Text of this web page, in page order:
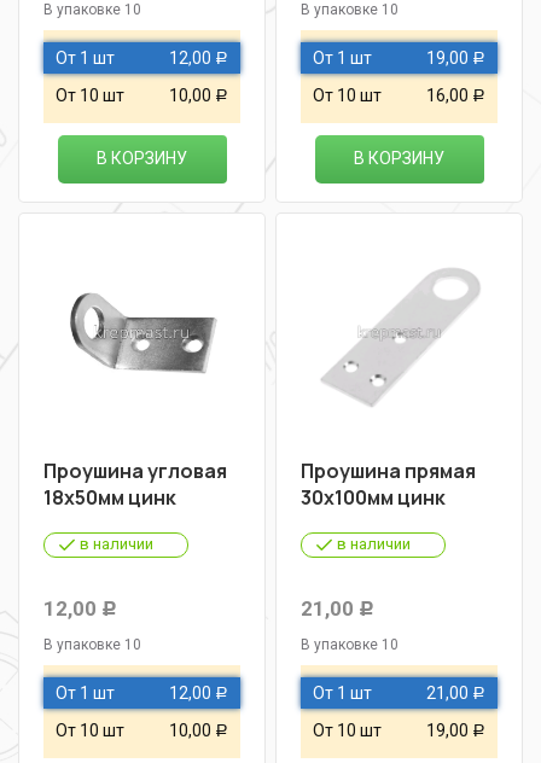
В упаковке 10
От 1 шт 12,00 Р
От 10 шт 10,00 Р
В КОРЗИНУ
В упаковке 10
От 1 шт 19,00 Р
От 10 шт 16,00 Р
В КОРЗИНУ
Проушина угловая
18х50мм цинк
в наличии
12,00 Р
В упаковке 10
От 1 шт 12,00 Р
От 10 шт 10,00 Р
Проушина прямая
30х100мм цинк
в наличии
21,00 Р
В упаковке 10
От 1 шт 21,00 Р
От 10 шт 19,00 Р